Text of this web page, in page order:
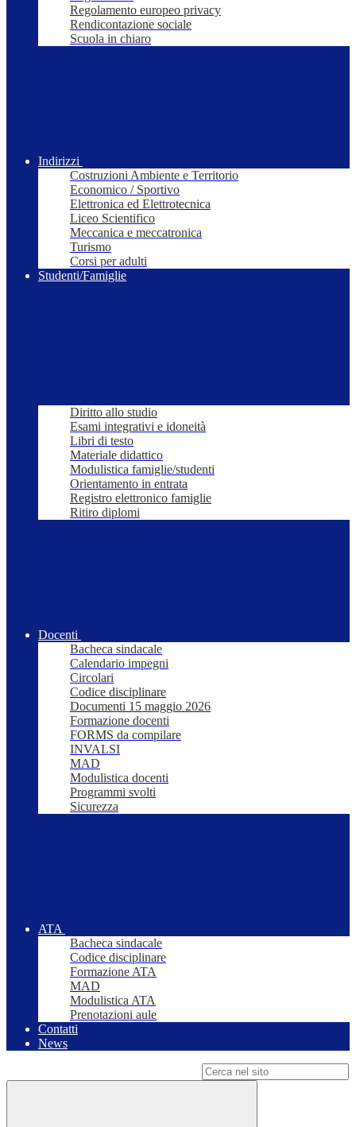
Regolamento europeo privacy
Rendicontazione sociale
Scuola in chiaro
Indirizzi
Costruzioni Ambiente e Territorio
Economico / Sportivo
Elettronica ed Elettrotecnica
Liceo Scientifico
Meccanica e meccatronica
Turismo
Corsi per adulti
Studenti/Famiglie
Diritto allo studio
Esami integrativi e idoneità
Libri di testo
Materiale didattico
Modulistica famiglie/studenti
Orientamento in entrata
Registro elettronico famiglie
Ritiro diplomi
Docenti
Bacheca sindacale
Calendario impegni
Circolari
Codice disciplinare
Documenti 15 maggio 2026
Formazione docenti
FORMS da compilare
INVALSI
MAD
Modulistica docenti
Programmi svolti
Sicurezza
ATA
Bacheca sindacale
Codice disciplinare
Formazione ATA
MAD
Modulistica ATA
Prenotazioni aule
Contatti
News